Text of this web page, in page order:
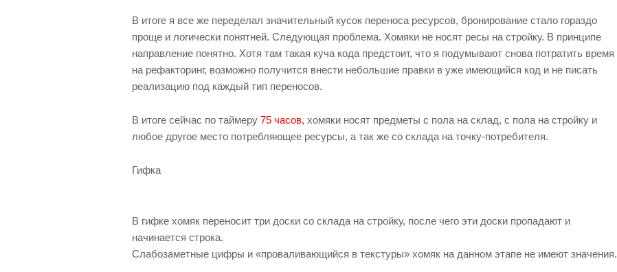
В итоге я все же переделал значительный кусок переноса ресурсов, бронирование стало гораздо
проще и логически понятней. Следующая проблема. Хомяки не носят ресы на стройку. В принципе
направление понятно. Хотя там такая куча кода предстоит, что я подумывают снова потратить время
на рефакторинг, возможно получится внести небольшие правки в уже имеющийся код и не писать
реализацию под каждый тип переносов.
В итоге сейчас по таймеру 75 часов, хомяки носят предметы с пола на склад, с пола на стройку и
любое другое место потребляющее ресурсы, а так же со склада на точку-потребителя.
Гифка
В гифке хомяк переносит три доски со склада на стройку, после чего эти доски пропадают и
начинается строка.
Слабозаметные цифры и «проваливающийся в текстуры» хомяк на данном этапе не имеют значения.